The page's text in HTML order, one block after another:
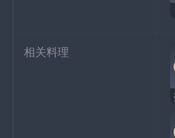
相关料理